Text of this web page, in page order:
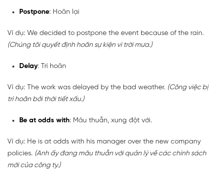
Postpone: Hoãn lại
Ví dụ: We decided to postpone the event because of the rain.
(Chúng tôi quyết định hoãn sự kiện vì trời mưa.)
Delay: Trì hoãn
Ví dụ: The work was delayed by the bad weather. (Công việc bị
trì hoãn bởi thời tiết xấu.)
Be at odds with: Mâu thuẫn, xung đột với.
Ví dụ: He is at odds with his manager over the new company
policies. (Anh ấy đang mâu thuẫn với quản lý về các chính sách
mới của công ty.)